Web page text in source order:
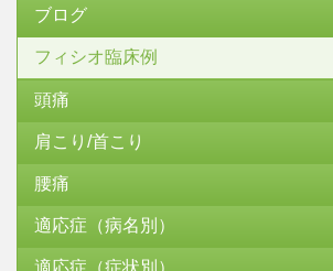
ブログ
フィシオ臨床例
頭痛
肩こり/首こり
腰痛
適応症（病名別）
適応症（症状別）